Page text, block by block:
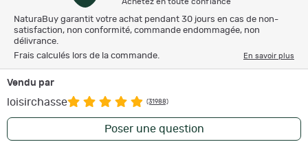
NaturaBuy garantit votre achat pendant 30 jours en cas de non-
satisfaction, non conformité, commande endommagée, non
délivrance.
Frais calculés lors de la commande.
En savoir plus
Vendu par
loisirchasse (31988)
Poser une question